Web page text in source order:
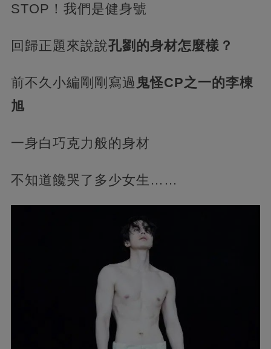
STOP！我們是健身號
回歸正題來說說孔劉的身材怎麼樣？
前不久小編剛剛寫過 鬼怪CP之一的李棟
旭
一身白巧克力般的身材
不知道饞哭了多少女生……